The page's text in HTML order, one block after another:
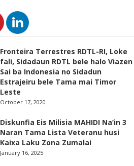
Fronteira Terrestres RDTL-RI, Loke
fali, Sidadaun RDTL bele halo Viazen
Sai ba Indonesia no Sidadun
Estrajeiru bele Tama mai Timor
Leste
October 17, 2020
Diskunfia Eis Milisia MAHIDI Na’in 3
Naran Tama Lista Veteranu husi
Kaixa Laku Zona Zumalai
January 16, 2025